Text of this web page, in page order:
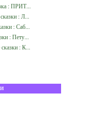
: ПРИТ...
: Л...
: Саб...
: Пету...
: К...